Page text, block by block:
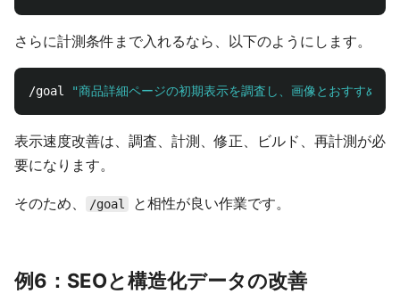
さらに計測条件まで入れるなら、以下のようにします。
/goal "商品詳細ページの初期表示を調査し、画像とおすすめ
表示速度改善は、調査、計測、修正、ビルド、再計測が必
要になります。
そのため、 /goal と相性が良い作業です。
例6：SEOと構造化データの改善